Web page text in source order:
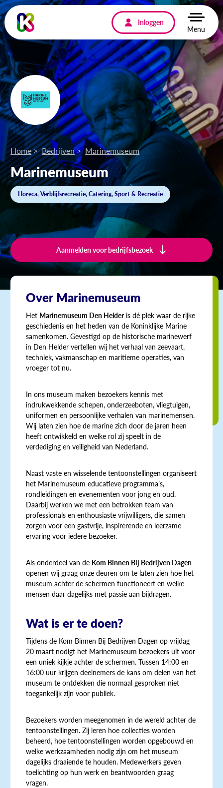
Inloggen
Menu
Home Bedrijven Marinemuseum
Marinemuseum
Horeca, Verblijfsrecreatie, Catering, Sport & Recreatie
Aanmelden voor bedrijfsbezoek
Over Marinemuseum
Het Marinemuseum Den Helderis dé plek waar de rijke
geschiedenis en het heden van de Koninklijke Marine
samenkomen. Gevestigd op de historische marinewerf
in Den Helder vertellen wij het verhaal van zeevaart,
techniek, vakmanschap en maritieme operaties, van
vroeger tot nu.
In ons museum maken bezoekers kennis met
indrukwekkende schepen, onderzeeboten, vliegtuigen,
uniformen en persoonlijke verhalen van marinemensen.
Wij laten zien hoe de marine zich door de jaren heen
heeft ontwikkeld en welke rol zij speelt in de
verdediging en veiligheid van Nederland.
Naast vaste en wisselende tentoonstellingen organiseert
het Marinemuseum educatieve programma’s,
rondleidingen en evenementen voor jong en oud.
Daarbij werken we met een betrokken team van
professionals en enthousiaste vrijwilligers, die samen
zorgen voor een gastvrije, inspirerende en leerzame
ervaring voor iedere bezoeker.
Als onderdeel van de Kom Binnen Bij Bedrijven Dagen
openen wij graag onze deuren om te laten zien hoe het
museum achter de schermen functioneert en welke
mensen daar dagelijks met passie aan bijdragen.
Wat is er te doen?
Tijdens de Kom Binnen Bij Bedrijven Dagen op vrijdag
20 maart nodigt het Marinemuseum bezoekers uit voor
een uniek kijkje achter de schermen. Tussen 14:00 en
16:00 uur krijgen deelnemers de kans om delen van het
museum te ontdekken die normaal gesproken niet
toegankelijk zijn voor publiek.
Bezoekers worden meegenomen in de wereld achter de
tentoonstellingen. Zij leren hoe collecties worden
beheerd, hoe tentoonstellingen worden opgebouwd en
welke werkzaamheden nodig zijn om het museum
dagelijks draaiende te houden. Medewerkers geven
toelichting op hun werk en beantwoorden graag
vragen.